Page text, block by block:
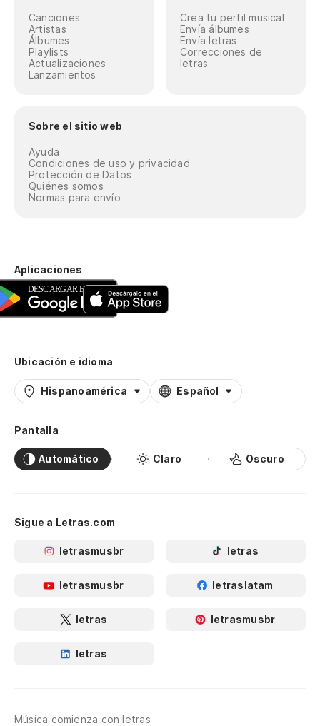
Canciones
Artistas
Álbumes
Playlists
Actualizaciones
Lanzamientos
Crea tu perfil musical
Envía álbumes
Envía letras
Correcciones de
letras
Sobre el sitio web
Ayuda
Condiciones de uso y privacidad
Protección de Datos
Quiénes somos
Normas para envío
Aplicaciones
Ubicación e idioma
Hispanoamérica Español
Pantalla
Automático Claro Oscuro
Sigue a Letras.com
letrasmusbr letras
letrasmusbr letraslatam
letras letrasmusbr
letras
Música comienza con letras